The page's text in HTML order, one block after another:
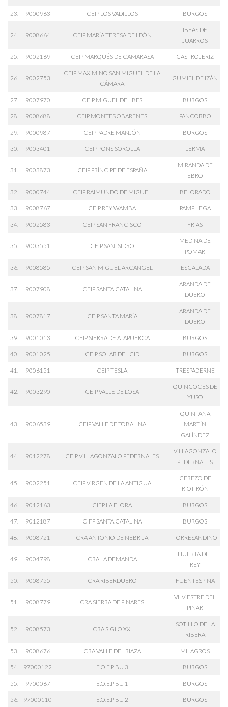
23. 9000963 CEIP LOS VADILLOS BURGOS
24. 9008664 CEIP MARÍA TERESA DE LEÓN
IBEAS DE
JUARROS
25. 9002169 CEIP MARQUÉS DE CAMARASA CASTROJERIZ
26. 9002753
CEIP MAXIMINO SAN MIGUEL DE LA
CÁMARA
GUMIEL DE IZÁN
27. 9007970 CEIP MIGUEL DELIBES BURGOS
28. 9008688 CEIP MONTES OBARENES PANCORBO
29. 9000987 CEIP PADRE MANJÓN BURGOS
30. 9003401 CEIP PONS SOROLLA LERMA
31. 9003873 CEIP PRÍNCIPE DE ESPAÑA
MIRANDA DE
EBRO
32. 9000744 CEIP RAIMUNDO DE MIGUEL BELORADO
33. 9008767 CEIP REY WAMBA PAMPLIEGA
34. 9002583 CEIP SAN FRANCISCO FRIAS
35. 9003551 CEIP SAN ISIDRO
MEDINA DE
POMAR
36. 9008585 CEIP SAN MIGUEL ARCANGEL ESCALADA
37. 9007908 CEIP SANTA CATALINA
ARANDA DE
DUERO
38. 9007817 CEIP SANTA MARÍA
ARANDA DE
DUERO
39. 9001013 CEIP SIERRA DE ATAPUERCA BURGOS
40. 9001025 CEIP SOLAR DEL CID BURGOS
41. 9006151 CEIP TESLA TRESPADERNE
42. 9003290 CEIP VALLE DE LOSA
QUINCOCES DE
YUSO
43. 9006539 CEIP VALLE DE TOBALINA
QUINTANA
MARTÍN
GALÍNDEZ
44. 9012278 CEIP VILLAGONZALO PEDERNALES
VILLAGONZALO
PEDERNALES
45. 9002251 CEIP VIRGEN DE LA ANTIGUA
CEREZO DE
RIOTIRÓN
46. 9012163 CIFP LA FLORA BURGOS
47. 9012187 CIFP SANTA CATALINA BURGOS
48. 9008721 CRA ANTONIO DE NEBRIJA TORRESANDINO
49. 9004798 CRA LA DEMANDA
HUERTA DEL
REY
50. 9008755 CRA RIBERDUERO FUENTESPINA
51. 9008779 CRA SIERRA DE PINARES
VILVIESTRE DEL
PINAR
52. 9008573 CRA SIGLO XXI
SOTILLO DE LA
RIBERA
53. 9008676 CRA VALLE DEL RIAZA MILAGROS
54. 97000122 E.O.E.P BU 3 BURGOS
55. 9700067 E.O.E.P BU 1 BURGOS
56. 97000110 E.O.E.P BU 2 BURGOS